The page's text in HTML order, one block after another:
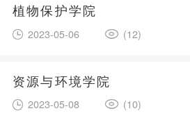
植物保护学院
2023-05-06 (12)
资源与环境学院
2023-05-08 (10)